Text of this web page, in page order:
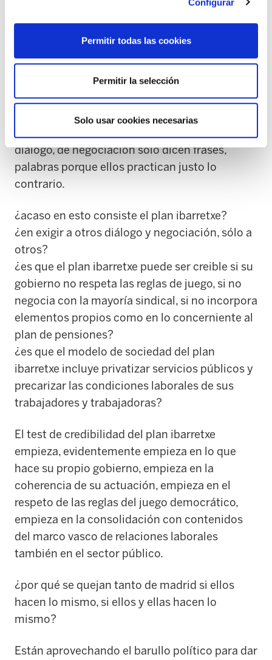
Permitir todas las cookies
Permitir la selección
Solo usar cookies necesarias
sólo nos deja adherirnos al acuerdo que ha
hecho con la minoría.
Su proceder, su práctica les resta credibilidad,
mucha credibilidad y cuando hablan de
diálogo, de negociación sólo dicen frases,
palabras porque ellos practican justo lo
contrario.
¿acaso en esto consiste el plan ibarretxe?
¿en exigir a otros diálogo y negociación, sólo a
otros?
¿es que el plan ibarretxe puede ser creible si su
gobierno no respeta las reglas de juego, si no
negocia con la mayoría sindical, si no incorpora
elementos propios como en lo concerniente al
plan de pensiones?
¿es que el modelo de sociedad del plan
ibarretxe incluye privatizar servicios públicos y
precarizar las condiciones laborales de sus
trabajadores y trabajadoras?
El test de credibilidad del plan ibarretxe
empieza, evidentemente empieza en lo que
hace su propio gobierno, empieza en la
coherencia de su actuación, empieza en el
respeto de las reglas del juego democrático,
empieza en la consolidación con contenidos
del marco vasco de relaciones laborales
también en el sector público.
¿por qué se quejan tanto de madrid si ellos
hacen lo mismo, si ellos y ellas hacen lo
mismo?
Están aprovechando el barullo político para dar